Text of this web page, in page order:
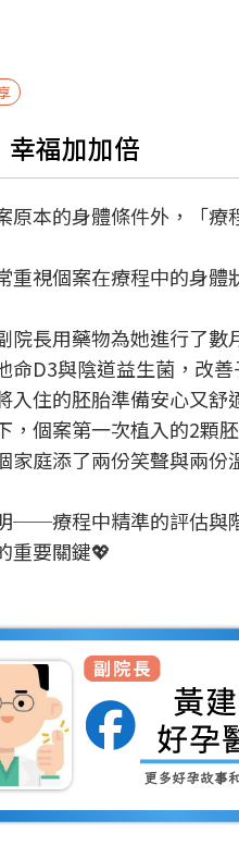
福加加倍
原本的身體條件外，「療
重視個案在療程中的身體
院長用藥物為她進行了數
命D3與陰道益生菌，改
入住的胚胎準備安心又舒
，個案第一次植入的2顆
家庭添了兩份笑聲與兩份
──療程中精準的評估與
重要關鍵💖